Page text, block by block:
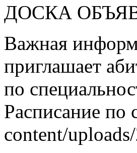
ДОСКА
Важная
приглашает
по
Расписание по
content/